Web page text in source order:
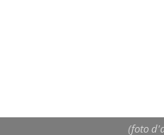
(foto